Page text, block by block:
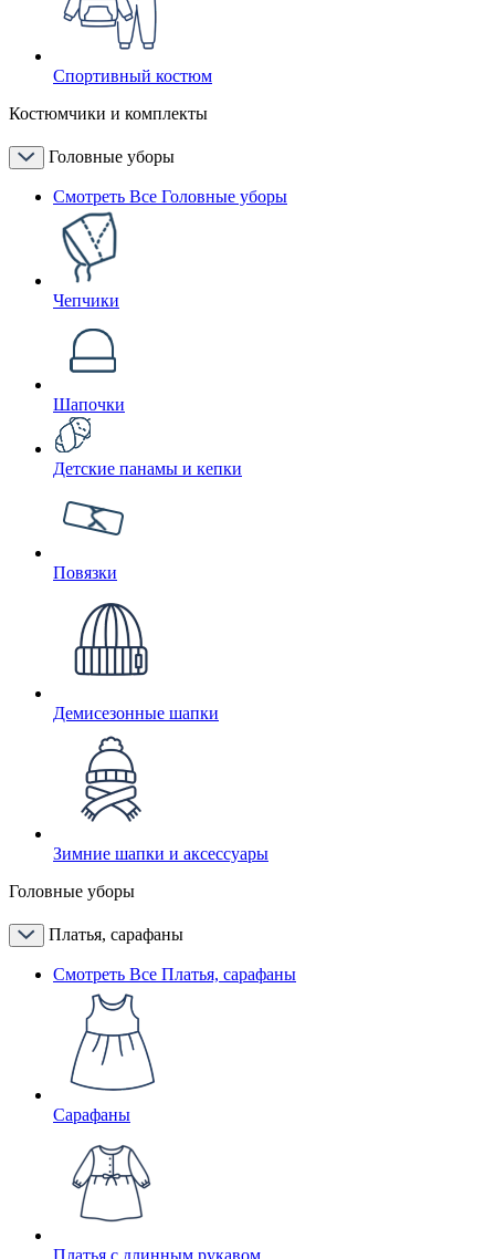
Спортивный костюм
Костюмчики и комплекты
Головные уборы
Смотреть Все Головные уборы
Чепчики
Шапочки
Детские панамы и кепки
Повязки
Демисезонные шапки
Зимние шапки и аксессуары
Головные уборы
Платья, сарафаны
Смотреть Все Платья, сарафаны
Сарафаны
Платья с длинным рукавом